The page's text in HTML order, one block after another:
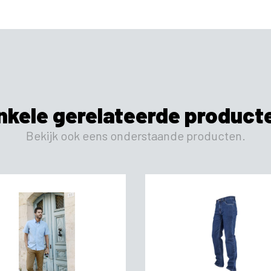
gerelateerde
Bekijk ook eens onderstaande producten.